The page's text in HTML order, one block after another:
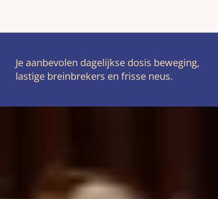
Je aanbevolen dagelijkse dosis beweging,
lastige breinbrekers en frisse neus.